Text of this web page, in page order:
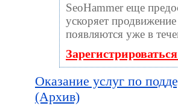
SeoHammer еще
ускоряет
появляются уже в
Оказание услуг по
(Архив)